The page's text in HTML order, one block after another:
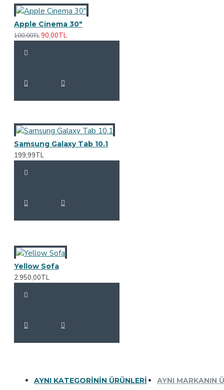
Apple Cinema 30"
100,00TL 90,00TL
Samsung Galaxy Tab 10.1
199,99TL
Yellow Sofa
2.950,00TL
AYNI KATEGORININ ÜRÜNLERI AYNI MARKANIN